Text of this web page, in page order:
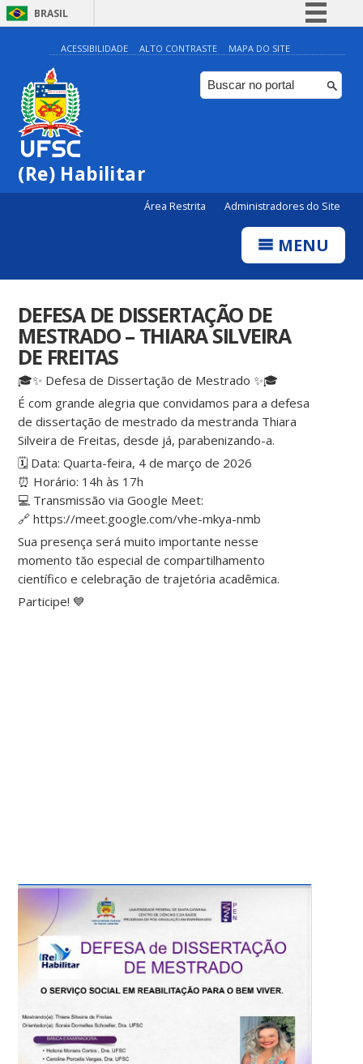
BRASIL
Simplifique!
Comunica BR
Participe
ACESSIBILIDADE ALTO CONTRASTE MAPA DO SITE
(Re) Habilitar
Área Restrita Administradores do Site
MENU
DEFESA DE DISSERTAÇÃO DE
MESTRADO – THIARA SILVEIRA
DE FREITAS
🎓✨ Defesa de Dissertação de Mestrado ✨🎓
É com grande alegria que convidamos para a defesa
de dissertação de mestrado da mestranda Thiara
Silveira de Freitas, desde já, parabenizando-a.
🗓 Data: Quarta-feira, 4 de março de 2026
⏰ Horário: 14h às 17h
💻 Transmissão via Google Meet:
🔗 https://meet.google.com/vhe-mkya-nmb
Sua presença será muito importante nesse
momento tão especial de compartilhamento
científico e celebração de trajetória acadêmica.
Participe! 💙